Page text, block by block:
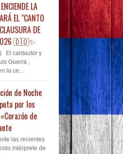
LA
EL "CANTO
DE
2026 🇩🇴✨
El cantautor y
Guerra ,
la ce...
de Noche
por los
de
las recientes
intérprete de